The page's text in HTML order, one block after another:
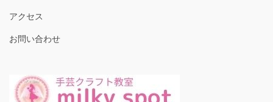
アクセス
お問い合わせ